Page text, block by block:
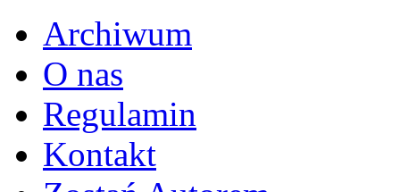
Archiwum
O nas
Regulamin
Kontakt